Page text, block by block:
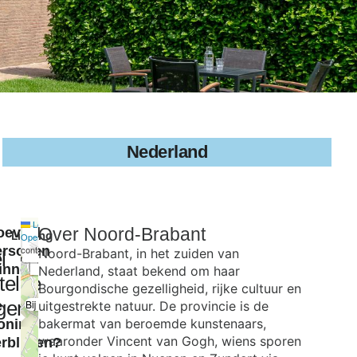
Nederland
Ligging
Bij de Buren
×
+
−
Leaflet
OpenStreetMap
contributors
Over Noord-Brabant
Noord-Brabant, in het zuiden van
Nederland, staat bekend om haar
Bourgondische gezelligheid, rijke cultuur en
uitgestrekte natuur. De provincie is de
bakermat van beroemde kunstenaars,
waaronder Vincent van Gogh, wiens sporen